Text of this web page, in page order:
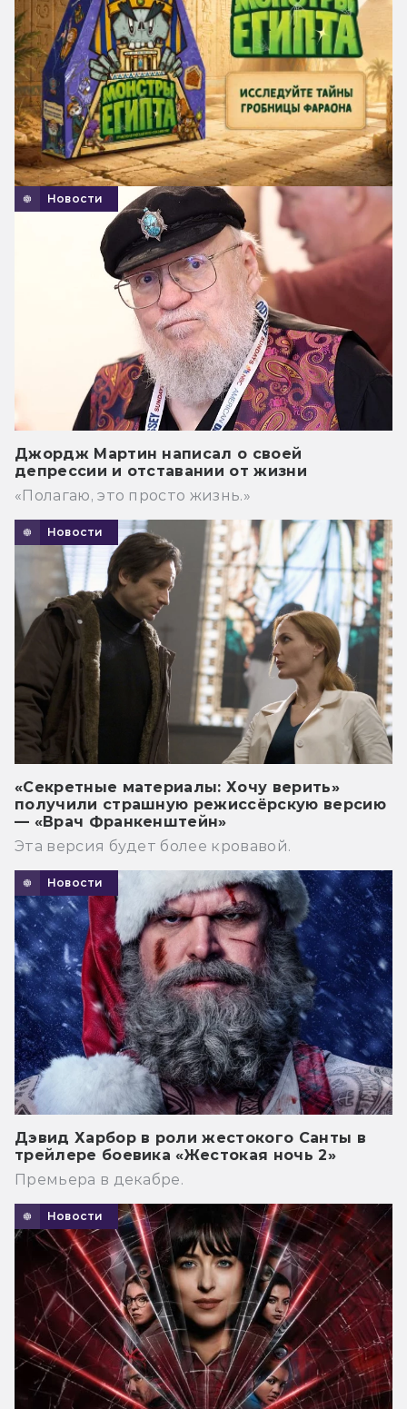
Новости
Джордж Мартин написал о своей
депрессии и отставании от жизни
«Полагаю, это просто жизнь.»
Новости
«Секретные материалы: Хочу верить»
получили страшную режиссёрскую версию
— «Врач Франкенштейн»
Эта версия будет более кровавой.
Новости
Дэвид Харбор в роли жестокого Санты в
трейлере боевика «Жестокая ночь 2»
Премьера в декабре.
Новости